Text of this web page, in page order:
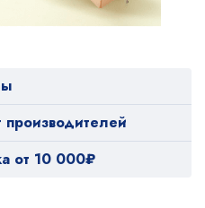
производителей
от 10 000₽